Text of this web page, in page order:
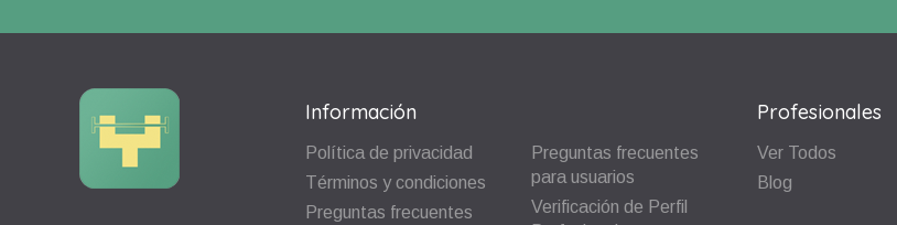
Información
Política de privacidad
Términos y condiciones
Preguntas frecuentes
Preguntas frecuentes
para usuarios
Verificación de Perfil
Profesionales
Ver Todos
Blog